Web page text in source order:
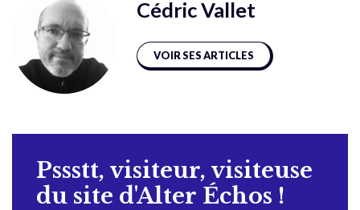
Cédric Vallet
VOIR SES ARTICLES
Pssstt, visiteur, visiteuse
du site d'Alter Échos !